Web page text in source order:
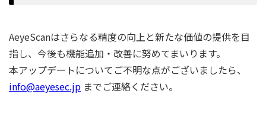
AeyeScanはさらなる精度の向上と新たな価値の提供を目
指し、今後も機能追加・改善に努めてまいります。
本アップデートについてご不明な点がございましたら、
info@aeyesec.jp までご連絡ください。